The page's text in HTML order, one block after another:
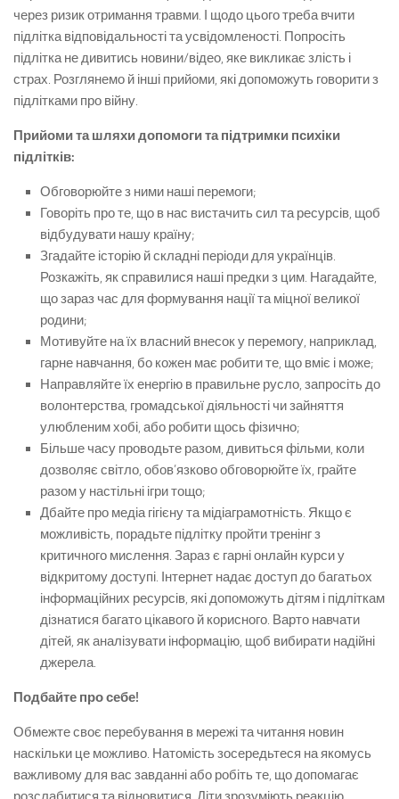
через ризик отримання травми. І щодо цього треба вчити
підлітка відповідальності та усвідомленості. Попросіть
підлітка не дивитись новини/відео, яке викликає злість і
страх. Розглянемо й інші прийоми, які допоможуть говорити з
підлітками про війну.
Прийоми та шляхи допомоги та підтримки психіки
підлітків:
Обговорюйте з ними наші перемоги;
Говоріть про те, що в нас вистачить сил та ресурсів, щоб
відбудувати нашу країну;
Згадайте історію й складні періоди для українців.
Розкажіть, як справилися наші предки з цим. Нагадайте,
що зараз час для формування нації та міцної великої
родини;
Мотивуйте на їх власний внесок у перемогу, наприклад,
гарне навчання, бо кожен має робити те, що вміє і може;
Направляйте їх енергію в правильне русло, запросіть до
волонтерства, громадської діяльності чи зайняття
улюбленим хобі, або робити щось фізично;
Більше часу проводьте разом, дивиться фільми, коли
дозволяє світло, обов’язково обговорюйте їх, грайте
разом у настільні ігри тощо;
Дбайте про медіа гігієну та мідіаграмотність. Якщо є
можливість, порадьте підлітку пройти тренінг з
критичного мислення. Зараз є гарні онлайн курси у
відкритому доступі. Інтернет надає доступ до багатьох
інформаційних ресурсів, які допоможуть дітям і підліткам
дізнатися багато цікавого й корисного. Варто навчати
дітей, як аналізувати інформацію, щоб вибирати надійні
джерела.
Подбайте про себе!
Обмежте своє перебування в мережі та читання новин
наскільки це можливо. Натомість зосередьтеся на якомусь
важливому для вас завданні або робіть те, що допомагає